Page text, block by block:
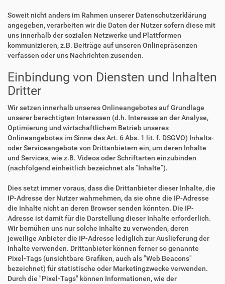
Soweit nicht anders im Rahmen unserer Datenschutzerklärung
angegeben, verarbeiten wir die Daten der Nutzer sofern diese mit
uns innerhalb der sozialen Netzwerke und Plattformen
kommunizieren, z.B. Beiträge auf unseren Onlinepräsenzen
verfassen oder uns Nachrichten zusenden.
Einbindung von Diensten und Inhalten
Dritter
Wir setzen innerhalb unseres Onlineangebotes auf Grundlage
unserer berechtigten Interessen (d.h. Interesse an der Analyse,
Optimierung und wirtschaftlichem Betrieb unseres
Onlineangebotes im Sinne des Art. 6 Abs. 1 lit. f. DSGVO) Inhalts-
oder Serviceangebote von Drittanbietern ein, um deren Inhalte
und Services, wie z.B. Videos oder Schriftarten einzubinden
(nachfolgend einheitlich bezeichnet als “Inhalte”).
Dies setzt immer voraus, dass die Drittanbieter dieser Inhalte, die
IP-Adresse der Nutzer wahrnehmen, da sie ohne die IP-Adresse
die Inhalte nicht an deren Browser senden könnten. Die IP-
Adresse ist damit für die Darstellung dieser Inhalte erforderlich.
Wir bemühen uns nur solche Inhalte zu verwenden, deren
jeweilige Anbieter die IP-Adresse lediglich zur Auslieferung der
Inhalte verwenden. Drittanbieter können ferner so genannte
Pixel-Tags (unsichtbare Grafiken, auch als "Web Beacons"
bezeichnet) für statistische oder Marketingzwecke verwenden.
Durch die "Pixel-Tags" können Informationen, wie der